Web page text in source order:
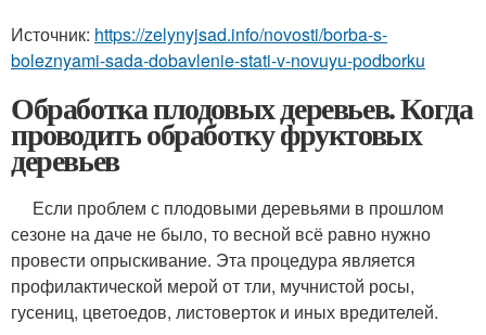
Источник: https://zelynyjsad.info/novosti/borba-s-
boleznyami-sada-dobavlenie-stati-v-novuyu-podborku
Обработка плодовых деревьев. Когда
проводить обработку фруктовых
деревьев
Если проблем с плодовыми деревьями в прошлом
сезоне на даче не было, то весной всё равно нужно
провести опрыскивание. Эта процедура является
профилактической мерой от тли, мучнистой росы,
гусениц, цветоедов, листоверток и иных вредителей.